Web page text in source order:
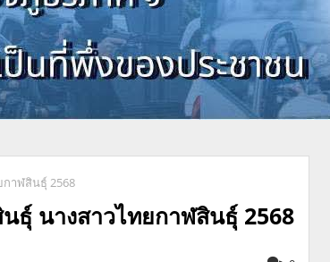
าฬสินธุ์ 2568
นางสาวไทยกาฬสินธุ์ 2568